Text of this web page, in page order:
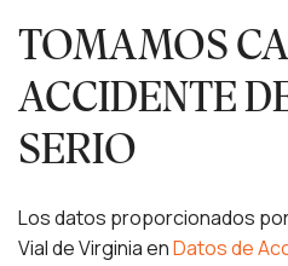
TOMAMOS
ACCIDENTE
SERIO
Los datos proporcionados
Vial de Virginia enDatos de